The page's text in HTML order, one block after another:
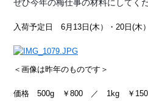
ぜひ今年の梅仕事の材料にしてく
入荷予定日 6月13日(木）・20日(木）
＜画像は昨年のものです＞
価格 500g ￥800 ／ 1kg ￥